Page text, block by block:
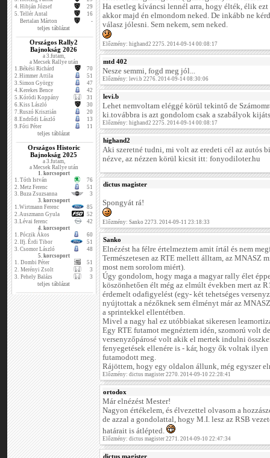
4. Hibján József
29
5. Tellér Antal
16
Bertalan Márton
-
teljes táblázat
Országos Rally2
Bajnokság 2026
a 3.futam,
a Mecsek Rallye után
1.Békési Richárd
70
2.Himmer Attila
51
3.Simon György
47
4.Kerekes Bence
42
5.Kóródi Koppány
31
6.Kiss László
30
7.Ruszó Krisztián
20
8.Endrődi László
13
9.Fóti Péter 11
teljes táblázat
Országos Historic
Bajnokság 2025
a 3.futam,
a Mecsek Rallye után
1. korcsoport
1. Tóth István
76
2. Metz Ferenc
51
3. Buza Zsuzsanna
3
3. korcsoport
1.Wirtmann Ferenc
85
2.Auszmann Gyula
52
3.Lévai ferenc
42
4. korcsoport
1. Póczik Ákos
60
2. Ifj. Érdi Tibor
51
3. Csomor László
48
5. korcsoport
1. Dombi Péter
51
2. Merényi Zsolt
3
3. Pehely Balázs 3
teljes táblázat
Ha esetleg kíváncsi lennél arra, hogy élték, élik
akkor majd én elmondom neked. De inkább ne
válasz jólesni. Sem nekem, sem neked.
Előzmény: highand2 2275. 2014-09-14 00:08:17
mtd 402
Nesze semmi, fogd meg jól...
Előzmény: levi.b 2276. 2014-09-14 08:30:06
levi.b
Lehet nemvoltam eléggé körül tekintő de
ki.továbbra is azt gondolom csak a szabályok
Előzmény: highand2 2275. 2014-09-14 00:08:17
highand2
Aki szeretné tudni, mi volt az eredeti cél az autós
nézve, az nézzen körül kicsit itt: fonyodiloter.hu
dictus magister
Spongyát rá!
Előzmény: Sanko 2273. 2014-09-11 23:18:33
Sanko
Elnézést ha félre értelmeztem amit írtál és nem
Természetesen az RTE mellett álltam, az MNASZ
most nem sorolom miért).
Úgy gondolom, hogy maga a magyar rally élet
köszönhetően élt még az elmúlt években mert az
érdemelt odafigyelést (egy- két tehetséges
nyújtottak a nézőknek sem élményt már az
a sprintekkel ellentétben.
Mivel a nagy hal ez utóbbiakat sikeresen
Egy RTE futamot megnéztem idén, szomorú volt
versenyzőpárosé volt akik el mertek indulni
fenyegetések ellenére is - kár, hogy ők voltak ilyen
futamodott meg.
Rájöttem, hogy egy oldalon állunk, még egyszer
Előzmény: dictus magister 2270. 2014-09-10 22:28:41
ortodox
Már elnézést Mester!
Nagyon értékelem, és élvezettel olvasom a
de azzal a gondolattal, hogy M.I. lesz az RSB
határait is átlépted.
Előzmény: dictus magister 2271. 2014-09-10 22:47:34
dictus magister